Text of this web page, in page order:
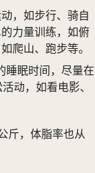
，如步行、骑自
力量训练，如俯
爬山、跑步等。
睡眠时间，尽量在
动，如看电影、
斤，体脂率也从